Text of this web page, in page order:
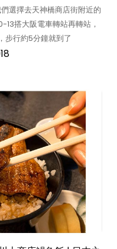
選擇去天神橋商店街附近的
13搭大阪電車轉站再轉站，
步行約5分鐘就到了